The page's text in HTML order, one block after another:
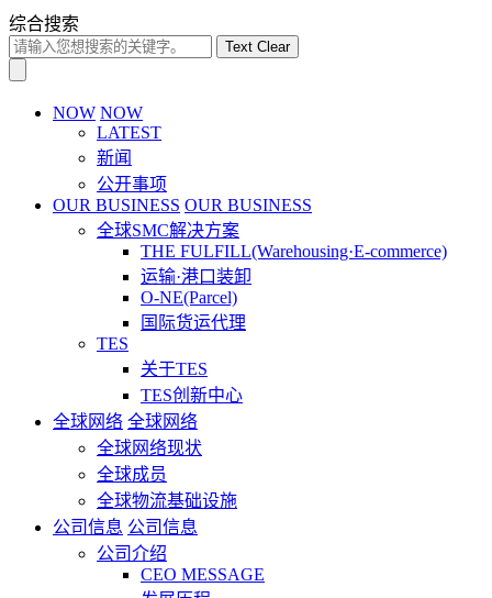
综合搜索
Text Clear
NOW NOW
LATEST
新闻
公开事项
OUR BUSINESS OUR BUSINESS
全球SMC解决方案
THE FULFILL(Warehousing·E-commerce)
运输·港口装卸
O-NE(Parcel)
国际货运代理
TES
关于TES
TES创新中心
全球网络 全球网络
全球网络现状
全球成员
全球物流基础设施
公司信息 公司信息
公司介绍
CEO MESSAGE